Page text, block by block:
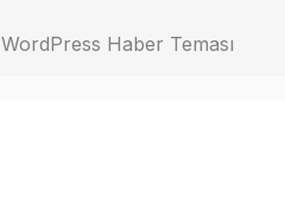
WordPress Haber Teması